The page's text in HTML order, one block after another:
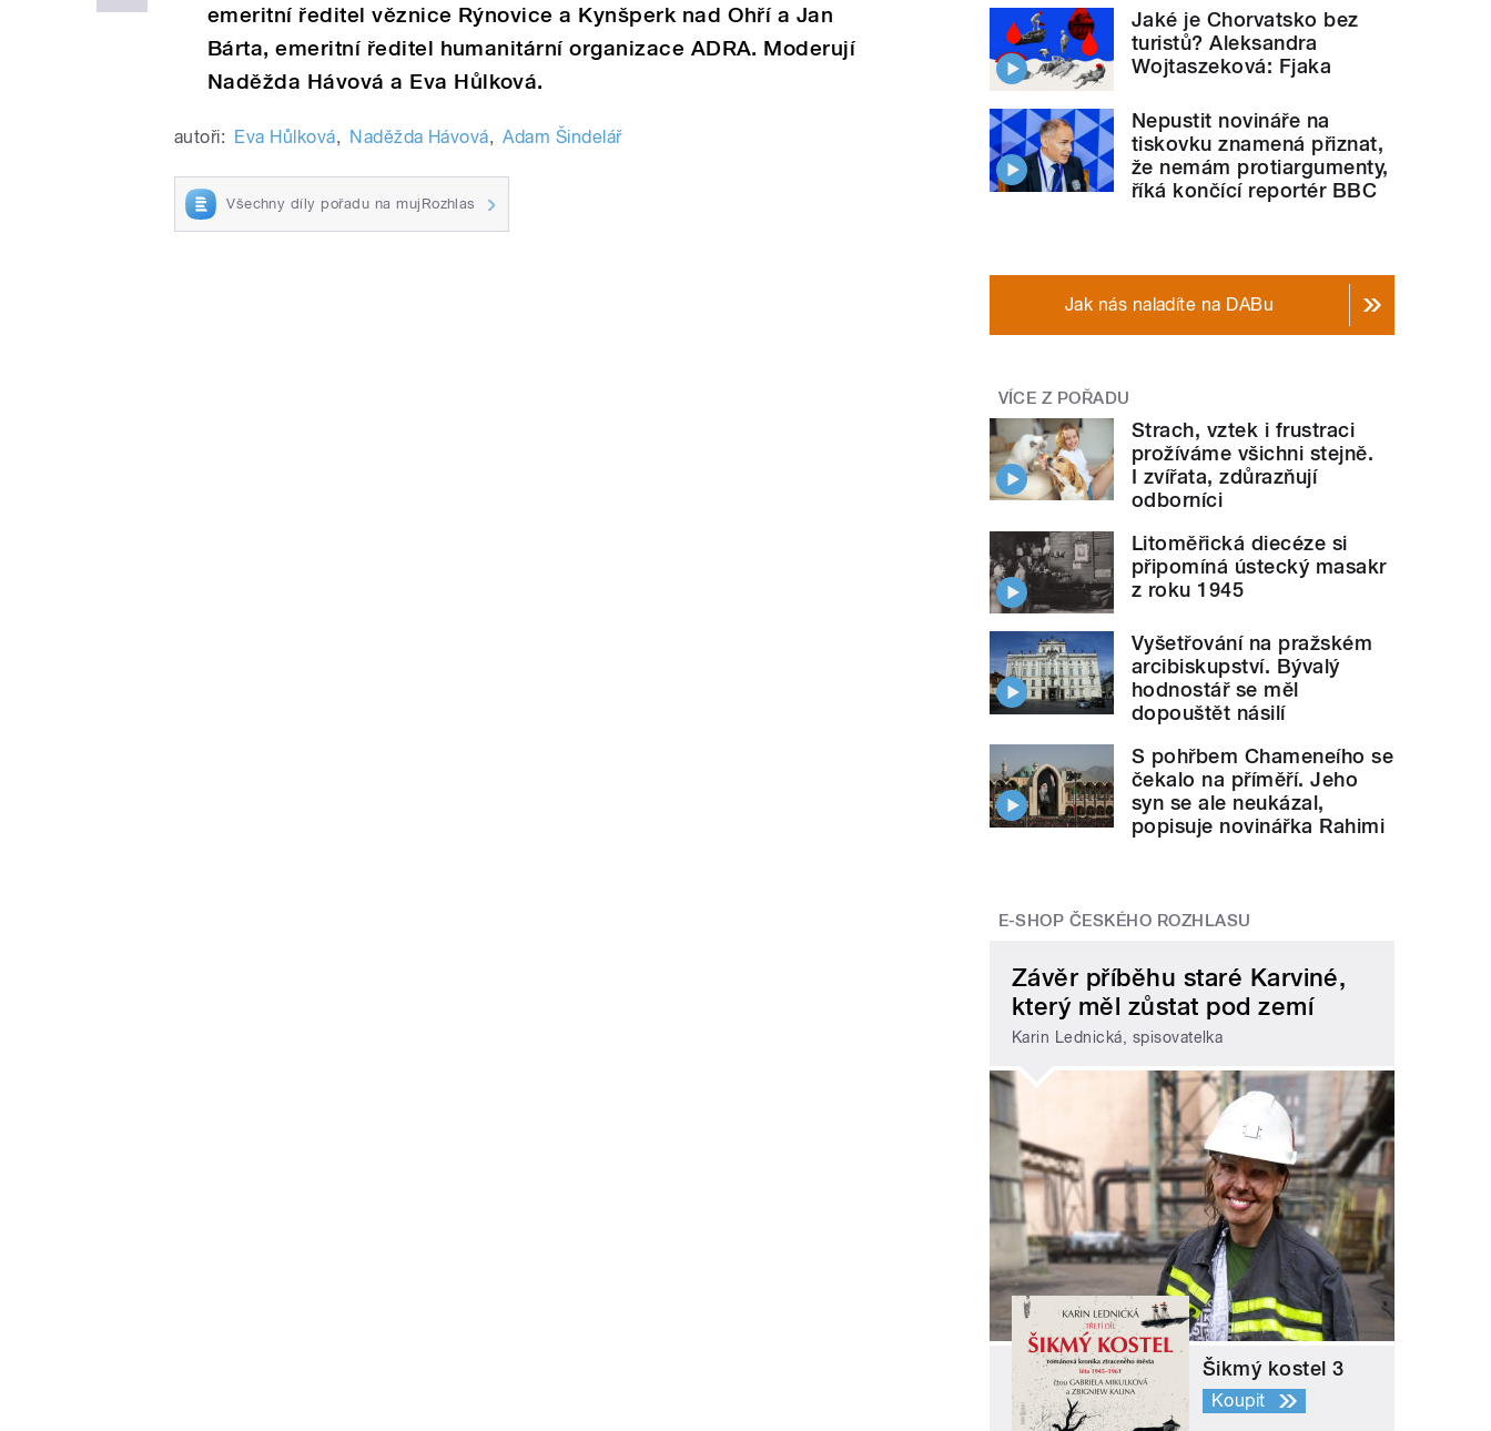
emeritní ředitel věznice Rýnovice a Kynšperk nad Ohří a Jan
Bárta, emeritní ředitel humanitární organizace ADRA. Moderují
Naděžda Hávová a Eva Hůlková.
autoři: Eva Hůlková, Naděžda Hávová, Adam Šindelář
Všechny díly pořadu na mujRozhlas
Jaké je Chorvatsko bez
turistů? Aleksandra
Wojtaszeková: Fjaka
Nepustit novináře na
tiskovku znamená přiznat,
že nemám protiargumenty,
říká končící reportér BBC
Jak nás naladíte na DABu
VÍCE Z POŘADU
Strach, vztek i frustraci
prožíváme všichni stejně.
I zvířata, zdůrazňují
odborníci
Litoměřická diecéze si
připomíná ústecký masakr
z roku 1945
Vyšetřování na pražském
arcibiskupství. Bývalý
hodnostář se měl
dopouštět násilí
S pohřbem Chameneího se
čekalo na příměří. Jeho
syn se ale neukázal,
popisuje novinářka Rahimi
E-SHOP ČESKÉHO ROZHLASU
Závěr příběhu staré Karviné,
který měl zůstat pod zemí
Karin Lednická, spisovatelka
Šikmý kostel 3
Koupit